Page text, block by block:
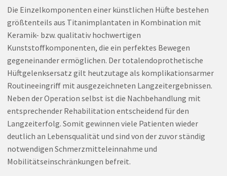
Die Einzelkomponenten einer künstlichen Hüfte bestehen
größtenteils aus Titanimplantaten in Kombination mit
Keramik- bzw. qualitativ hochwertigen
Kunststoffkomponenten, die ein perfektes Bewegen
gegeneinander ermöglichen. Der totalendoprothetische
Hüftgelenksersatz gilt heutzutage als komplikationsarmer
Routineeingriff mit ausgezeichneten Langzeitergebnissen.
Neben der Operation selbst ist die Nachbehandlung mit
entsprechender Rehabilitation entscheidend für den
Langzeiterfolg. Somit gewinnen viele Patienten wieder
deutlich an Lebensqualität und sind von der zuvor ständig
notwendigen Schmerzmitteleinnahme und
Mobilitätseinschränkungen befreit.